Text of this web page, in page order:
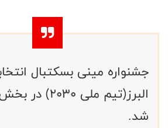
جشنواره مینی بسکتبال
البرز(تیم ملی
شد.